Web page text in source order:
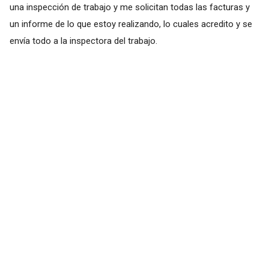
una inspección de trabajo y me solicitan todas las facturas y
un informe de lo que estoy realizando, lo cuales acredito y se
envía todo a la inspectora del trabajo.